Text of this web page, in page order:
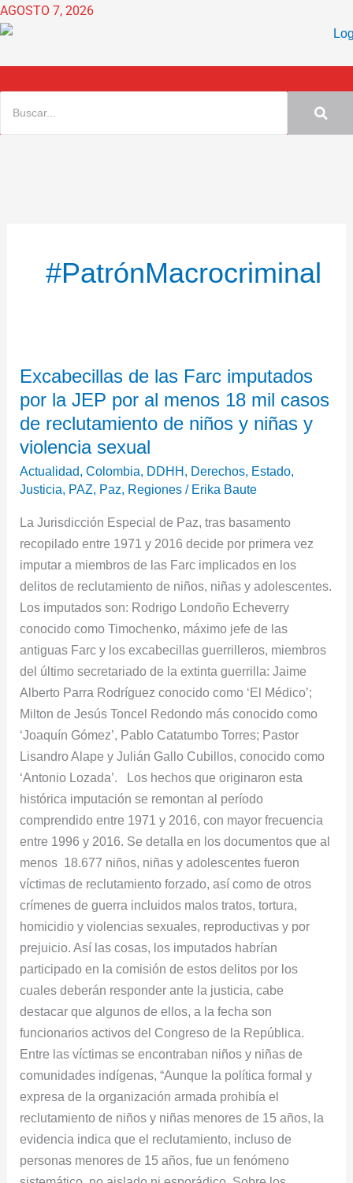
Ir
al
AGOSTO 7, 2026
#PatrónMacrocriminal
Excabecillas de las Farc imputados
por la JEP por al menos 18 mil casos
de reclutamiento de niños y niñas y
violencia sexual
Actualidad,Colombia, DDHH, Derechos, Estado,
Justicia, PAZ, Paz, Regiones / Erika Baute
La Jurisdicción Especial de Paz, tras basamento
recopilado entre 1971 y 2016 decide por primera vez
imputar a miembros de las Farc implicados en los
delitos de reclutamiento de niños, niñas y adolescentes.
Los imputados son: Rodrigo Londoño Echeverry
conocido como Timochenko, máximo jefe de las
antiguas Farc y los excabecillas guerrilleros, miembros
del último secretariado de la extinta guerrilla: Jaime
Alberto Parra Rodríguez conocido como ‘El Médico’;
Milton de Jesús Toncel Redondo más conocido como
‘Joaquín Gómez’, Pablo Catatumbo Torres; Pastor
Lisandro Alape y Julián Gallo Cubillos, conocido como
‘Antonio Lozada’. Los hechos que originaron esta
histórica imputación se remontan al período
comprendido entre 1971 y 2016, con mayor frecuencia
entre 1996 y 2016. Se detalla en los documentos que al
menos 18.677 niños, niñas y adolescentes fueron
víctimas de reclutamiento forzado, así como de otros
crímenes de guerra incluidos malos tratos, tortura,
homicidio y violencias sexuales, reproductivas y por
prejuicio. Así las cosas, los imputados habrían
participado en la comisión de estos delitos por los
cuales deberán responder ante la justicia, cabe
destacar que algunos de ellos, a la fecha son
funcionarios activos del Congreso de la República.
Entre las víctimas se encontraban niños y niñas de
comunidades indígenas, “Aunque la política formal y
expresa de la organización armada prohibía el
reclutamiento de niños y niñas menores de 15 años, la
evidencia indica que el reclutamiento, incluso de
personas menores de 15 años, fue un fenómeno
de
las
Farc
imputados
la
por
al
menos
18
mil
casos
de
reclutamiento
de
niños
y
niñas
y
violencia
sexual